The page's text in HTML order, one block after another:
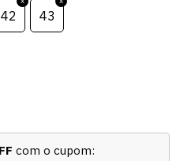
42 43
com o cupom: